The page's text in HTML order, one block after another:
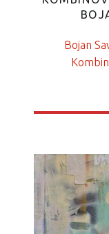
Bojan